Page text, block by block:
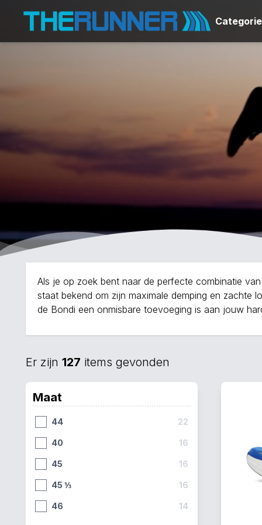
Als je op zoek bent naar de perfecte combinatie
staat bekend om zijn maximale demping en zachte
de Bondi een onmisbare toevoeging is aan jouw
Er zijn 127 items gevonden
Maat
44 22
40 16
45 16
45 ⅓ 16
46 14